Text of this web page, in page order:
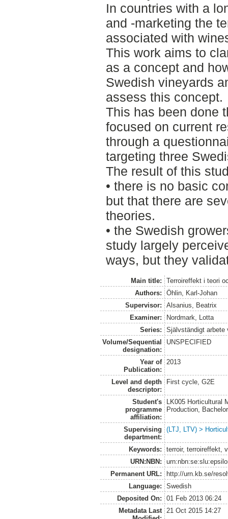
In countries with a
and -marketing the
associated with
This work aims to
as a concept and
Swedish vineyards
assess this concept.
This has been done
focused on current
through a
targeting three
The result of this
• there is no basic
but that there are
theories.
• the Swedish
study largely
ways, but they
Main title:
Terroireffekt i teori
Authors:
Öhlin, Karl-Johan
Supervisor:
Alsanius, Beatrix
Examiner:
Nordmark, Lotta
Series:
Självständigt arbete
Volume/Sequential
designation:
UNSPECIFIED
Year of
Publication:
2013
Level and depth
descriptor:
First cycle, G2E
Student's
programme
affiliation:
LK005 Horticultural
Production,
Supervising
department:
(LTJ, LTV) >
Keywords:
terroir, terroireffekt,
URN:NBN:
Permanent URL:
http://urn.kb.se/
Language:
Swedish
Deposited On:
01 Feb 2013 06:24
Metadata Last
21 Oct 2015 14:27